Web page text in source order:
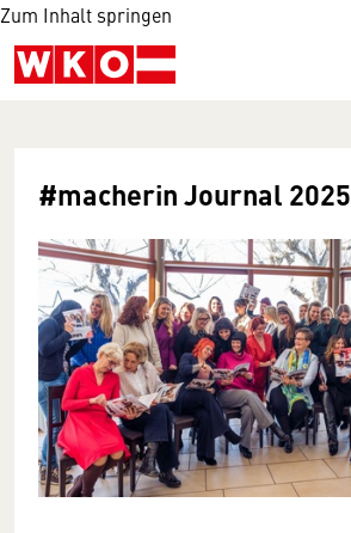
Zum Inhalt springen
#macherin Journal 2025